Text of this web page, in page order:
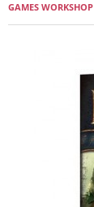
GAMES WORKSHOP
2024